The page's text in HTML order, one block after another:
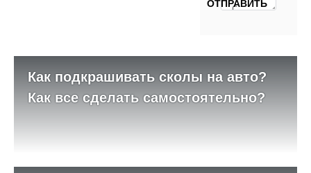
Как подкрашивать сколы на авто?
Как все сделать самостоятельно?